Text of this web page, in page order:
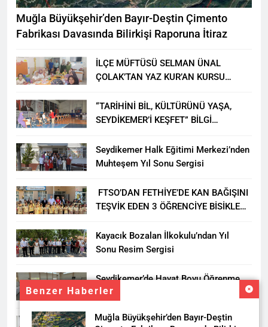
Benzer Haberler
Muğla Büyükşehir’den Bayır-Deştin
Muğla Büyükşehir’den Bayır-Deştin Çimento
Fabrikası Davasında Bilirkişi Raporuna İtiraz
İLÇE MÜFTÜSÜ SELMAN ÜNAL
ÇOLAK’TAN YAZ KUR’AN KURSU
“TARİHİNİ BİL, KÜLTÜRÜNÜ YAŞA,
SEYDİKEMER’İ KEŞFET” BİLGİ
Seydikemer Halk Eğitimi Merkezi’nden
Muhteşem Yıl Sonu Sergisi
FTSO’DAN FETHİYE’DE KAN BAĞIŞINI
TEŞVİK EDEN 3 ÖĞRENCİYE BİSİKLET
Kayacık Bozalan İlkokulu’ndan Yıl
Sonu Resim Sergisi
Seydikemer’de Hayat Boyu Öğrenme
Haftası Kadıköy Sergisiyle Başladı
DALAMAN KENT PARK PROJESİ İÇİN